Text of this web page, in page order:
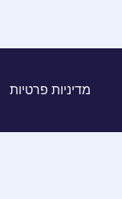
מדיניות פרטיות